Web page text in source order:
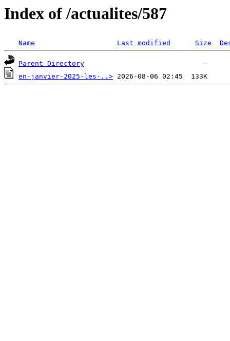
Index of /actualites/587
Name Last modified Size
Parent Directory
en-janvier-2025-les-..>